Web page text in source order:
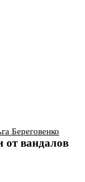
Береговенко
от вандалов